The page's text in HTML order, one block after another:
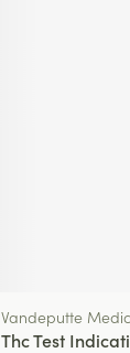
Vandeputte
Thc Test